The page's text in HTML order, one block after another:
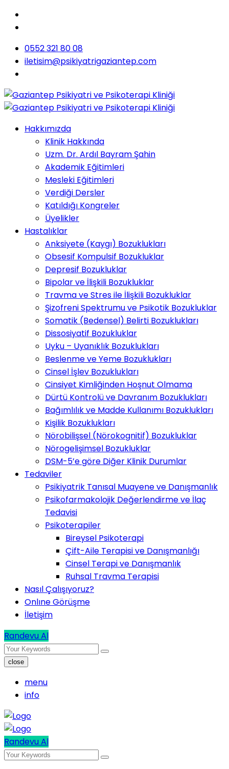
0552 321 80 08
iletisim@psikiyatrigaziantep.com
Hakkımızda
Klinik Hakkında
Uzm. Dr. Ardıl Bayram Şahin
Akademik Eğitimleri
Mesleki Eğitimleri
Verdiği Dersler
Katıldığı Kongreler
Üyelikler
Hastalıklar
Anksiyete (Kaygı) Bozuklukları
Obsesif Kompulsif Bozukluklar
Depresif Bozukluklar
Bipolar ve İlişkili Bozukluklar
Travma ve Stres ile İlişkili Bozukluklar
Şizofreni Spektrumu ve Psikotik Bozukluklar
Somatik (Bedensel) Belirti Bozuklukları
Dissosiyatif Bozukluklar
Uyku – Uyanıklık Bozuklukları
Beslenme ve Yeme Bozuklukları
Cinsel İşlev Bozuklukları
Cinsiyet Kimliğinden Hoşnut Olmama
Dürtü Kontrolü ve Davranım Bozuklukları
Bağımlılık ve Madde Kullanımı Bozuklukları
Kişilik Bozuklukları
Nörobilişsel (Nörokognitif) Bozukluklar
Nörogelişimsel Bozukluklar
DSM-5’e göre Diğer Klinik Durumlar
Tedaviler
Psikiyatrik Tanısal Muayene ve Danışmanlık
Psikofarmakolojik Değerlendirme ve İlaç
Tedavisi
Psikoterapiler
Bireysel Psikoterapi
Çift-Aile Terapisi ve Danışmanlığı
Cinsel Terapi ve Danışmanlık
Ruhsal Travma Terapisi
Nasıl Çalışıyoruz?
Onlıne Görüşme
İletişim
Randevu Al
close
menu
info
Randevu Al